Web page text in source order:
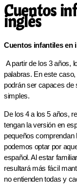
​​Cuentos
inglés
Cuentos infantiles en
A partir de los 3 años,
palabras. En este
podrán ser capaces
simples.
De los 4 a los 5 años,
tengan la versión en
pequeños comprendan
podemos optar por
español. Al estar
resultará más fácil
no entienden todas y